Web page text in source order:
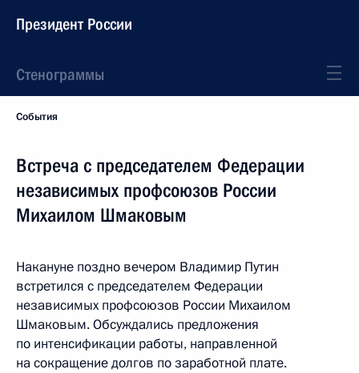
Президент России
Стенограммы
События
Встреча с председателем Федерации
независимых профсоюзов России
Михаилом Шмаковым
Накануне поздно вечером Владимир Путин
встретился с председателем Федерации
независимых профсоюзов России Михаилом
Шмаковым. Обсуждались предложения
по интенсификации работы, направленной
на сокращение долгов по заработной плате.